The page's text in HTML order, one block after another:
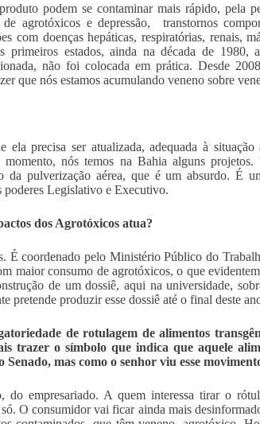
produto podem se contaminar mais rápido,
agrotóxicos e depressão, transtornos
com doenças hepáticas, respiratórias, renais,
estados, ainda na década de 1980,
não foi colocada em prática. Desde
que nós estamos acumulando veneno sobre
ela precisa ser atualizada, adequada à
nós temos na Bahia alguns
pulverização aérea, que é um absurdo. É
poderes Legislativo e Executivo.
dos Agrotóxicos atua?
É coordenado pelo Ministério Público do
maior consumo de agrotóxicos, o que
de um dossiê, aqui na universidade,
pretende produzir esse dossiê até o final deste
de rotulagem de alimentos
trazer o símbolo que indica que aquele
mas como o senhor viu esse
empresariado. A quem interessa tirar o
O consumidor vai ficar ainda mais